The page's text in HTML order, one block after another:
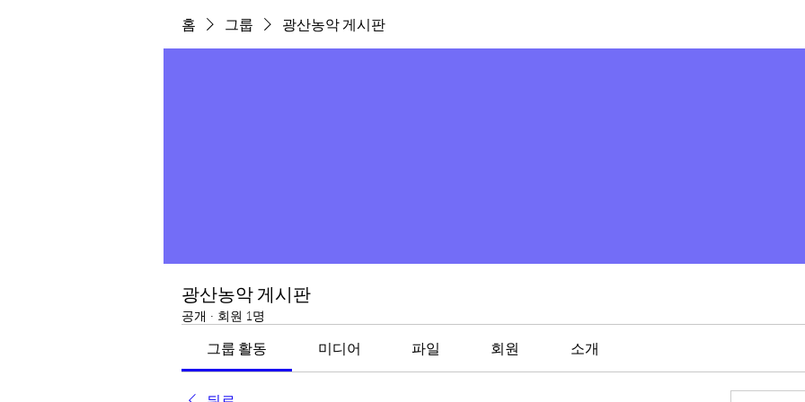
홈 그룹 광산농악 게시판
광산농악 게시판
공개 · 회원 1명
그룹 활동 미디어 파일 회원 소개